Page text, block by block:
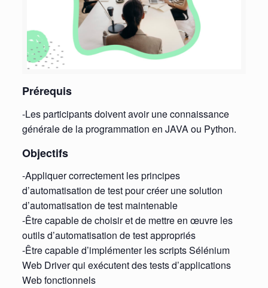
Prérequis
-Les participants doivent avoir une connaissance
générale de la programmation en JAVA ou Python.
Objectifs
-Appliquer correctement les principes
d’automatisation de test pour créer une solution
d’automatisation de test maintenable
-Être capable de choisir et de mettre en œuvre les
outils d’automatisation de test appropriés
-Être capable d’implémenter les scripts Sélénium
Web Driver qui exécutent des tests d’applications
Web fonctionnels